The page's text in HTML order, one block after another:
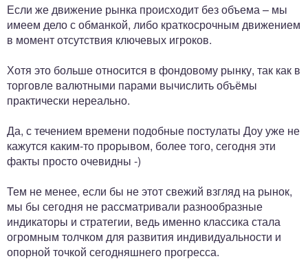
Если же движение рынка происходит без объема – мы
имеем дело с обманкой, либо краткосрочным движением
в момент отсутствия ключевых игроков.
Хотя это больше относится в фондовому рынку, так как в
торговле валютными парами вычислить объёмы
практически нереально.
Да, с течением времени подобные постулаты Доу уже не
кажутся каким-то прорывом, более того, сегодня эти
факты просто очевидны -)
Тем не менее, если бы не этот свежий взгляд на рынок,
мы бы сегодня не рассматривали разнообразные
индикаторы и стратегии, ведь именно классика стала
огромным толчком для развития индивидуальности и
опорной точкой сегодняшнего прогресса.